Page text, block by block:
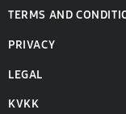
TERMS AND
PRIVACY
LEGAL
KVKK